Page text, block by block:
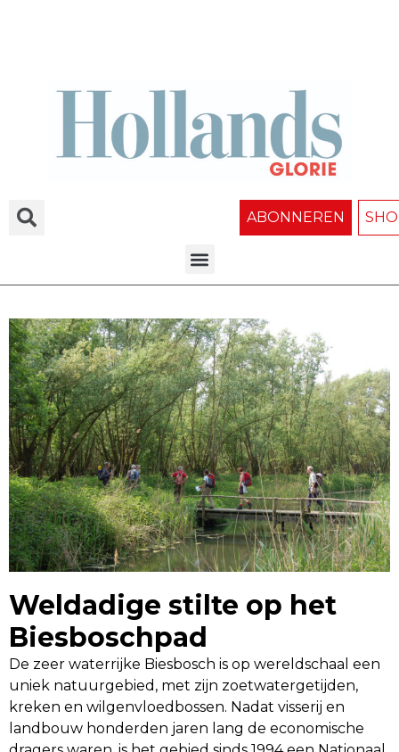
ABONNEREN
Weldadige stilte op het
Biesboschpad
De zeer waterrijke Biesbosch is op wereldschaal een
uniek natuurgebied, met zijn zoetwatergetijden,
kreken en wilgenvloedbossen. Nadat visserij en
landbouw honderden jaren lang de economische